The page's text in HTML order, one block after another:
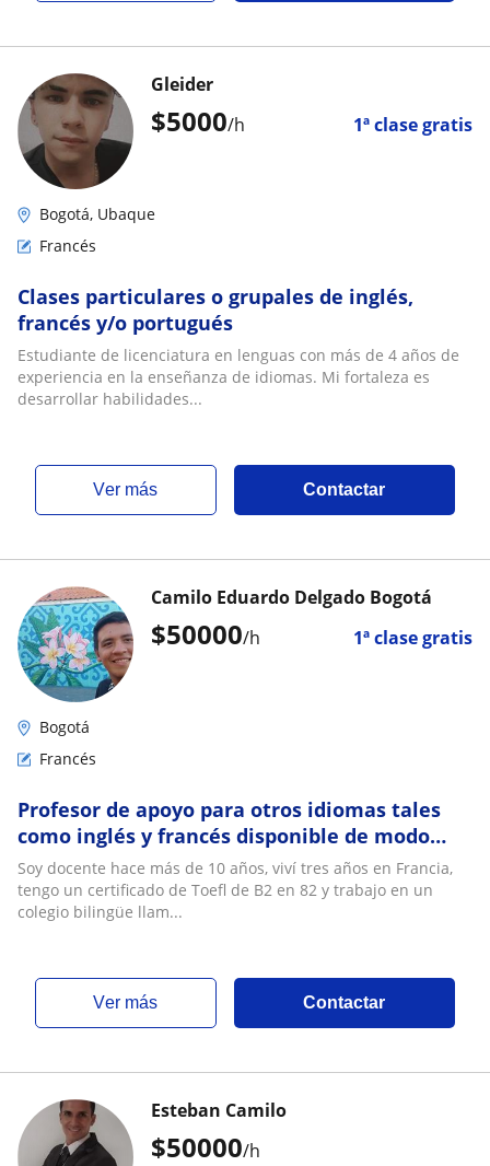
$5000/h 1ª clase gratis
Gleider
Bogotá, Ubaque
Francés
Clases particulares o grupales de inglés,
francés y/o portugués
Estudiante de licenciatura en lenguas con más de 4 años de
experiencia en la enseñanza de idiomas. Mi fortaleza es
desarrollar habilidades...
ver más Contactar
$50000/h 1ª clase gratis
Camilo Eduardo Delgado Bogotá
Bogotá
Francés
Profesor de apoyo para otros idiomas tales
como inglés y francés disponible de modo
presencial y online
Soy docente hace más de 10 años, viví tres años en Francia,
tengo un certificado de Toefl de B2 en 82 y trabajo en un
colegio bilingüe llam...
ver más Contactar
$50000/h
Esteban Camilo